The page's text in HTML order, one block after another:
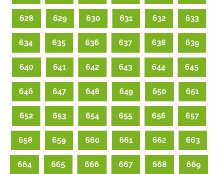
628 629 630 631 632 633
634 635 636 637 638 639
640 641 642 643 644 645
646 647 648 649 650 651
652 653 654 655 656 657
658 659 660 661 662 663
664 665 666 667 668 669